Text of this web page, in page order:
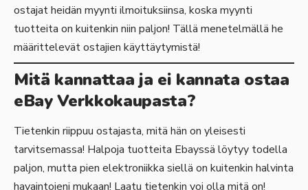
ostajat heidän myynti ilmoituksiinsa, koska myynti
tuotteita on kuitenkin niin paljon! Tällä menetelmällä he
määrittelevät ostajien käyttäytymistä!
Mitä kannattaa ja ei kannata ostaa
eBay Verkkokaupasta?
Tietenkin riippuu ostajasta, mitä hän on yleisesti
tarvitsemassa! Halpoja tuotteita Ebayssä löytyy todella
paljon, mutta pien elektroniikka siellä on kuitenkin halvinta
havaintojeni mukaan! Laatu tietenkin voi olla mitä on!